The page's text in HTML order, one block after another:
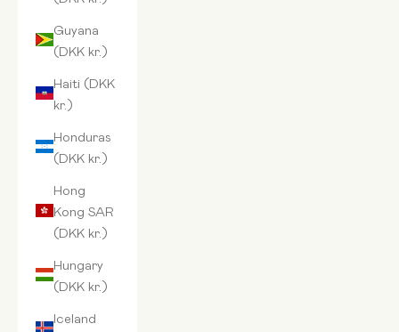
Guyana
(DKK kr.)
Haiti (DKK
kr.)
Honduras
(DKK kr.)
Hong
Kong SAR
(DKK kr.)
Hungary
(DKK kr.)
Iceland